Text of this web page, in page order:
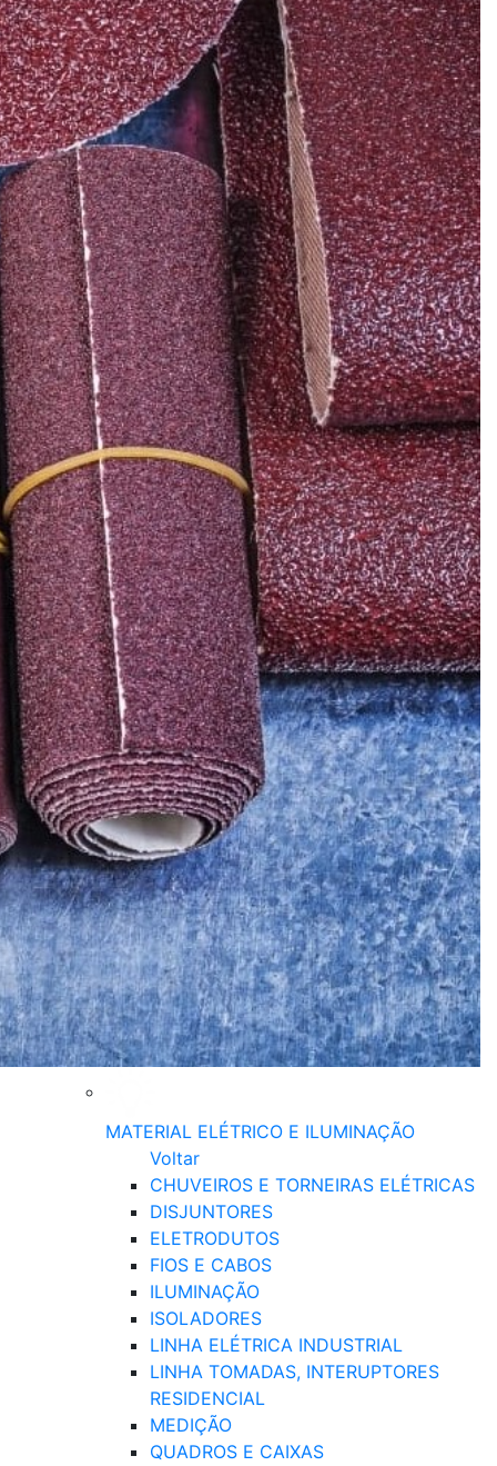
MATERIAL ELÉTRICO E ILUMINAÇÃO
Voltar
CHUVEIROS E TORNEIRAS ELÉTRICAS
DISJUNTORES
ELETRODUTOS
FIOS E CABOS
ILUMINAÇÃO
ISOLADORES
LINHA ELÉTRICA INDUSTRIAL
LINHA TOMADAS, INTERUPTORES
RESIDENCIAL
MEDIÇÃO
QUADROS E CAIXAS